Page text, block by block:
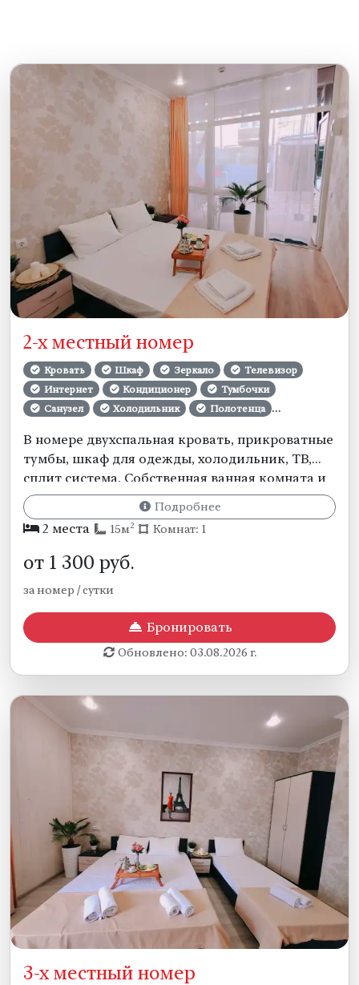
2-х местный номер
Кровать Шкаф Зеркало
Телевизор
Интернет
Кондиционер
Тумбочки
Санузел
Холодильник
Полотенца
Смена белья
Постельное бельё
В номере двухспальная кровать, прикроватные
тумбы, шкаф для одежды, холодильник, ТВ,
сплит система. Собственная ванная комната и
санузел.
Подробнее
2 места 15м2 Комнат: 1
от 1 300 руб.
за номер / сутки
Бронировать
Обновлено: 03.08.2026 г.
3-х местный номер